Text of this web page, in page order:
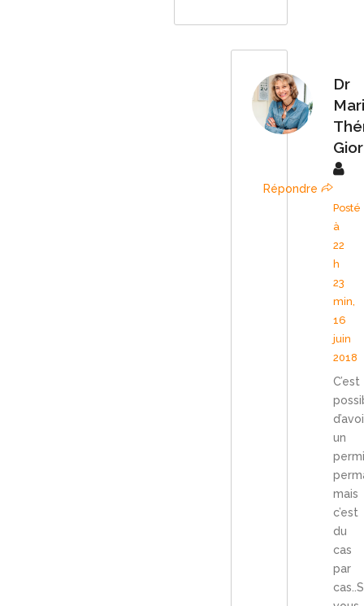
Dr
Répondre
Posté
à
22
h
23
min,
16
juin
2018
C’est
un
mais
c’est
du
cas
par